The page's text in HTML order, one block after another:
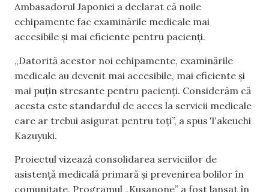
Ambasadorul Japoniei a declarat că noile
echipamente fac examinările medicale mai
accesibile și mai eficiente pentru pacienți.
„Datorită acestor noi echipamente, examinările
medicale au devenit mai accesibile, mai eficiente și
mai puțin stresante pentru pacienți. Considerăm că
acesta este standardul de acces la servicii medicale
care ar trebui asigurat pentru toți”, a spus Takeuchi
Kazuyuki.
Proiectul vizează consolidarea serviciilor de
asistență medicală primară și prevenirea bolilor în
comunitate. Programul „Kusanone” a fost lansat în